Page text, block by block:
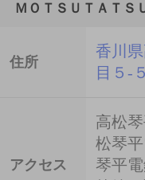
ＭＯＴＳＵＴＡＴＳ
住所
香川
目５-
アクセス
高松
松琴
琴平